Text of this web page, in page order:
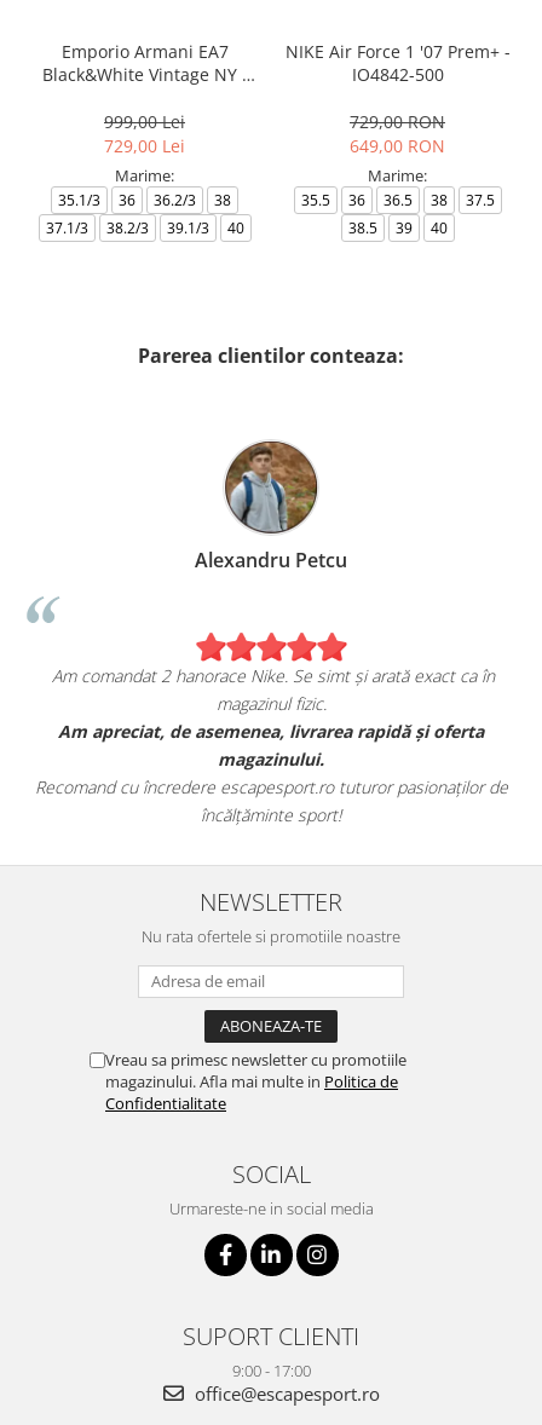
Emporio Armani EA7
Black&White Vintage NY -
999,00 Lei
729,00 Lei
Marime:
35.1/3 36 36.2/3
38
37.1/3
38.2/3 39.1/3 40
NIKE Air Force 1 '07 Prem+ -
IO4842-500
729,00 RON
649,00 RON
Marime:
35.5 36 36.5 38
37.5
38.5
39 40
Parerea clientilor conteaza:
Alexandru Petcu
Am comandat 2 hanorace Nike. Se simt și arată exact ca în
magazinul fizic.
Am apreciat, de asemenea, livrarea rapidă și oferta
magazinului.
Recomand cu încredere escapesport.ro tuturor pasionaților de
încălțăminte sport!
NEWSLETTER
Nu rata ofertele si promotiile noastre
Vreau sa primesc newsletter cu promotiile
magazinului. Afla mai multe in Politica de
Confidentialitate
SOCIAL
Urmareste-ne in social media
SUPORT CLIENTI
9:00 - 17:00
office@escapesport.ro